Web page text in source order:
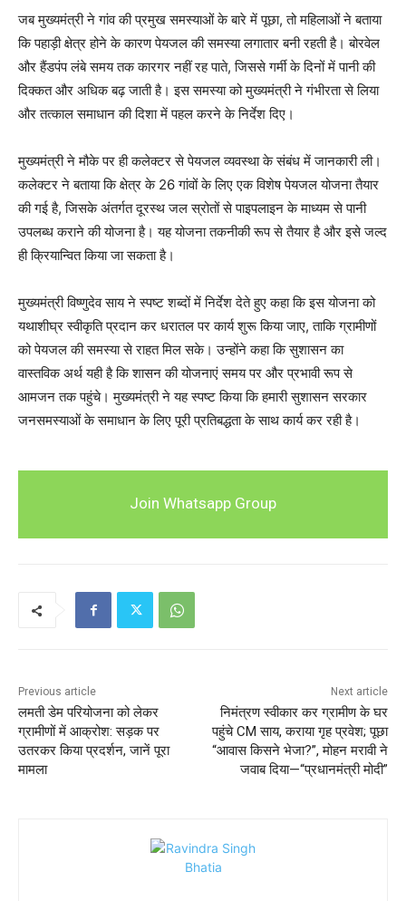
जब मुख्यमंत्री ने गांव की प्रमुख समस्याओं के बारे में पूछा, तो महिलाओं ने बताया
कि पहाड़ी क्षेत्र होने के कारण पेयजल की समस्या लगातार बनी रहती है। बोरवेल
और हैंडपंप लंबे समय तक कारगर नहीं रह पाते, जिससे गर्मी के दिनों में पानी की
दिक्कत और अधिक बढ़ जाती है। इस समस्या को मुख्यमंत्री ने गंभीरता से लिया
और तत्काल समाधान की दिशा में पहल करने के निर्देश दिए।
मुख्यमंत्री ने मौके पर ही कलेक्टर से पेयजल व्यवस्था के संबंध में जानकारी ली।
कलेक्टर ने बताया कि क्षेत्र के 26 गांवों के लिए एक विशेष पेयजल योजना तैयार
की गई है, जिसके अंतर्गत दूरस्थ जल स्रोतों से पाइपलाइन के माध्यम से पानी
उपलब्ध कराने की योजना है। यह योजना तकनीकी रूप से तैयार है और इसे जल्द
ही क्रियान्वित किया जा सकता है।
मुख्यमंत्री विष्णुदेव साय ने स्पष्ट शब्दों में निर्देश देते हुए कहा कि इस योजना को
यथाशीघ्र स्वीकृति प्रदान कर धरातल पर कार्य शुरू किया जाए, ताकि ग्रामीणों
को पेयजल की समस्या से राहत मिल सके। उन्होंने कहा कि सुशासन का
वास्तविक अर्थ यही है कि शासन की योजनाएं समय पर और प्रभावी रूप से
आमजन तक पहुंचे। मुख्यमंत्री ने यह स्पष्ट किया कि हमारी सुशासन सरकार
जनसमस्याओं के समाधान के लिए पूरी प्रतिबद्धता के साथ कार्य कर रही है।
Join Whatsapp Group
Previous article
लमती डेम परियोजना को लेकर
ग्रामीणों में आक्रोश: सड़क पर
उतरकर किया प्रदर्शन, जानें पूरा
मामला
Next article
निमंत्रण स्वीकार कर ग्रामीण के घर
पहुंचे CM साय, कराया गृह प्रवेश; पूछा
“आवास किसने भेजा?”, मोहन मरावी ने
जवाब दिया—“प्रधानमंत्री मोदी”